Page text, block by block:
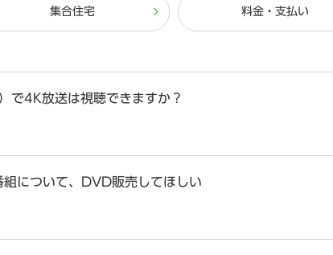
集合住宅 料金・支払い
で4K放送は視聴できますか？
組について、DVD販売してほしい